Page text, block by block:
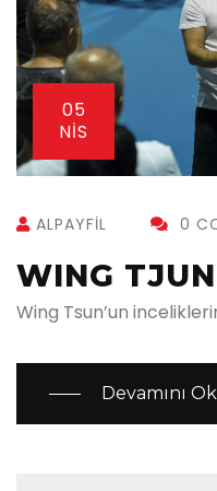
05
NIS
ALPAYFIL 0
WING
Wing Tsun’un
Devamını